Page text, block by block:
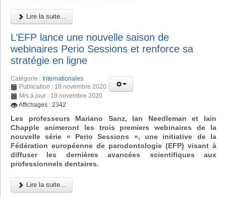
Lire la suite...
L’EFP lance une nouvelle saison de
webinaires Perio Sessions et renforce sa
stratégie en ligne
Catégorie : Internationales
Publication : 19 novembre 2020
Mis à jour : 19 novembre 2020
Affichages : 2342
Les professeurs Mariano Sanz, Ian Needleman et Iain
Chapple animeront les trois premiers webinaires de la
nouvelle série « Perio Sessions », une initiative de la
Fédération européenne de parodontologie (EFP) visant à
diffuser les dernières avancées scientifiques aux
professionnels dentaires.
Lire la suite...